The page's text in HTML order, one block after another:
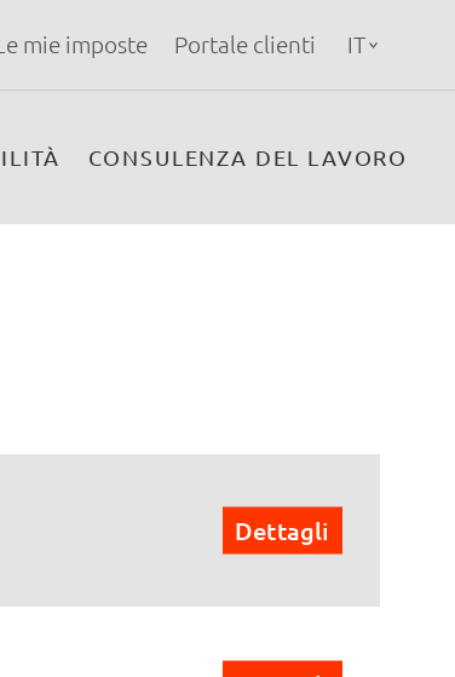
mie imposte Portale clienti IT
CONSULENZA DEL LAVORO
Dettagli